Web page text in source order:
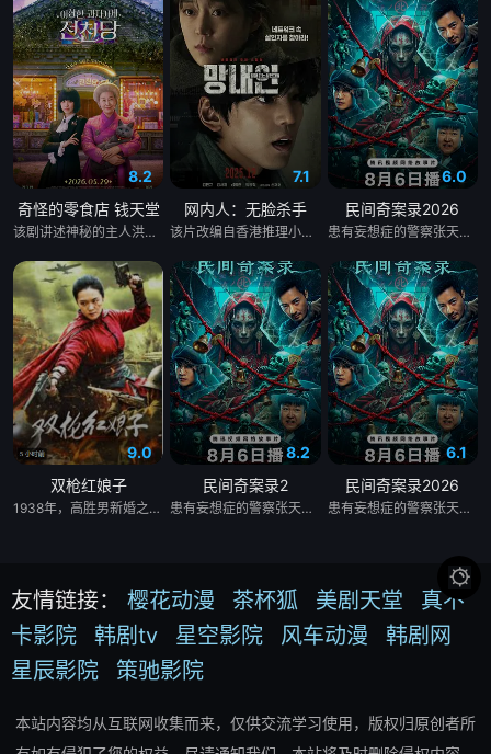
8.2
奇怪的零食店 钱天堂
该剧讲述神秘的主人洪子卖能够实现人们愿望的神秘零食，以及人们来到那里展开一段魔法般的故事。
7.1
网内人：无脸杀手
该片改编自香港推理小说家陈浩基的知名小说《网内人》，讲述了私家侦探与委托人联手追查网络杀手的故事。
6.0
民间奇案录2026
患有妄想症的警察张天盛遇上一起离奇的神像杀人事件，勘案过程中，牵引出“婴胎报仇”，“娘娘索命”等一连串妖异事件，张天盛虽被种种诡怪幻象阻碍，却坚信这是藏在迷信后的人为诡计，勇于向封建传统宣战，敢于破除流传已久的迷信糟粕，最终，在战胜妄想症的同时，成功还原真相，伸张正义。
9.0
双枪红娘子
1938年，高胜男新婚之日，丈夫被日军残害，父辈亦遭屠戮。她举枪聚义，屡袭敌寇威震四方，后得八路军指点决心投身革命。日军欲诱杀高胜男，她孤身赴战舍命换乡亲周全。千钧一发间，八路军突袭而至全歼敌寇，高胜男血染沙场，生死未卜……
8.2
民间奇案录2
患有妄想症的警察张天盛遇上一起离奇的神像杀人事件，勘案过程中，牵引出“婴胎报仇”，“娘娘索命”等一连串妖异事件，张天盛虽被种种诡怪幻象阻碍，却坚信这是藏在迷信后的人为诡计，勇于向封建传统宣战，敢于破除流传已久的迷信糟粕，最终，在战胜妄想症的同时，成功还原真相，伸张正义。
6.1
民间奇案录2026
患有妄想症的警察张天盛遇上一起离奇的神像杀人事件，勘案过程中，牵引出“婴胎报仇”，“娘娘索命”等一连串妖异事件，张天盛虽被种种诡怪幻象阻碍，却坚信这是藏在迷信后的人为诡计，勇于向封建传统宣战，敢于破除流传已久的迷信糟粕，最终，在战胜妄想症的同时，成功还原真相，伸张正义。
友情链接： 樱花动漫 茶杯狐 美剧天堂
真不
卡影院
韩剧tv 星空影院 风车动漫
韩剧网
星辰影院
策驰影院
本站内容均从互联网收集而来，仅供交流学习使用，版权归原创者所
